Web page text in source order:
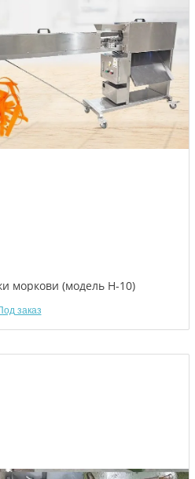
моркови (модель Н-10)
заказ